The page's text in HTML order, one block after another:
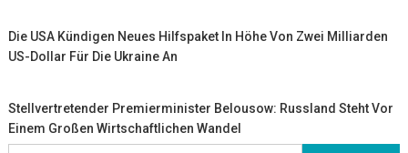
Die USA Kündigen Neues Hilfspaket In Höhe Von Zwei Milliarden
US-Dollar Für Die Ukraine An
Stellvertretender Premierminister Belousow: Russland Steht Vor
Einem Großen Wirtschaftlichen Wandel